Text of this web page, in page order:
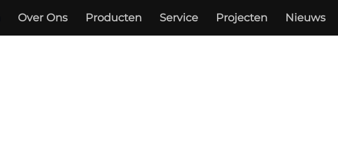
Over Ons Producten Service Projecten Nieuws